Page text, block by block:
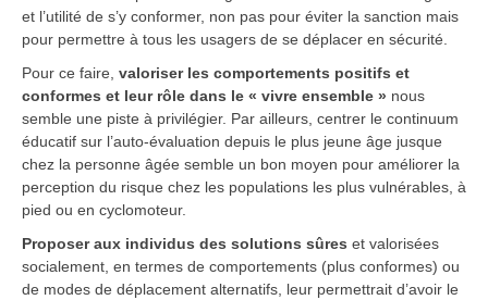
et l’utilité de s’y conformer, non pas pour éviter la sanction mais
pour permettre à tous les usagers de se déplacer en sécurité.
Pour ce faire, valoriser les comportements positifs et
conformes et leur rôle dans le « vivre ensemble » nous
semble une piste à privilégier. Par ailleurs, centrer le continuum
éducatif sur l’auto-évaluation depuis le plus jeune âge jusque
chez la personne âgée semble un bon moyen pour améliorer la
perception du risque chez les populations les plus vulnérables, à
pied ou en cyclomoteur.
Proposer aux individus des solutions sûres et valorisées
socialement, en termes de comportements (plus conformes) ou
de modes de déplacement alternatifs, leur permettrait d’avoir le